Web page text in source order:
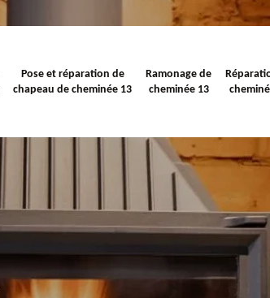
Pose et réparation de
chapeau de cheminée 13
Ramonage de
cheminée 13